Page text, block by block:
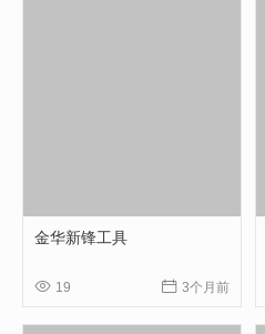
金华新锋工具
 19  3个月前